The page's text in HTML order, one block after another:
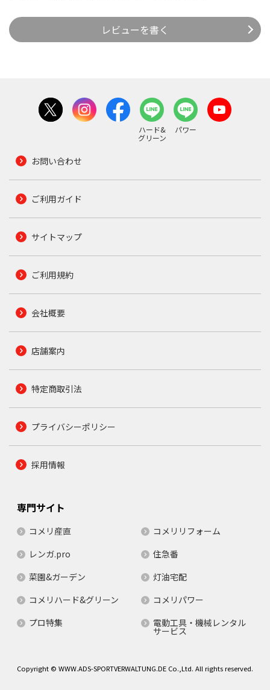
レビューを書く
ハード&
グリーン
パワー
お問い合わせ
ご利用ガイド
サイトマップ
ご利用規約
会社概要
店舗案内
特定商取引法
プライバシーポリシー
採用情報
専門サイト
コメリ産直
コメリリフォーム
レンガ.pro
住急番
菜園&ガーデン
灯油宅配
コメリハード&グリーン
コメリパワー
プロ特集
電動工具・機械レンタル
サービス
Copyright © WWW.ADS-SPORTVERWALTUNG.DE Co.,Ltd. All rights reserved.